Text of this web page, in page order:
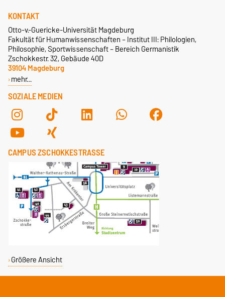
SOZIALE MEDIEN
KONTAKT
Otto-v.-Guericke-Universität Magdeburg
Fakultät für Humanwissenschaften – Institut III: Philologien,
Philosophie, Sportwissenschaft – Bereich Germanistik
Zschokkestr. 32, Gebäude 40D
39104 Magdeburg
mehr…
CAMPUS ZSCHOKKESTRASSE
Größere Ansicht